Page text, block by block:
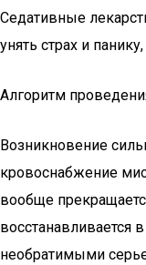
Седативные
унять страх и
Алгоритм
Возникновение
кровоснабжение
вообще
восстанавливается
необратимыми